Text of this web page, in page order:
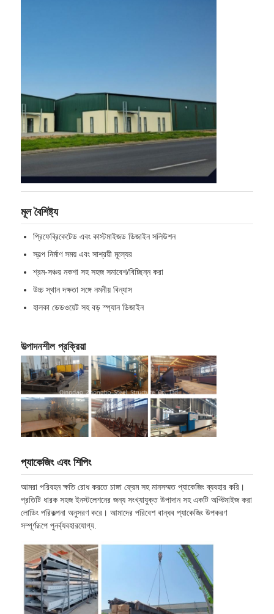
মূল বৈশিষ্ট্য
প্রিফেব্রিকেটেড এবং কাস্টমাইজড ডিজাইন সলিউশন
স্বল্প নির্মাণ সময় এবং সাশ্রয়ী মূল্যের
শ্রম-সঞ্চয় নকশা সহ সহজ সমাবেশ/বিচ্ছিন্ন করা
উচ্চ স্থান দক্ষতা সঙ্গে নমনীয় বিন্যাস
হালকা ডেডওয়েট সহ বড় স্প্যান ডিজাইন
উত্পাদনশীল প্রক্রিয়া
প্যাকেজিং এবং শিপিং
আমরা পরিবহন ক্ষতি রোধ করতে চাঙ্গা ফ্রেম সহ মানসম্মত প্যাকেজিং ব্যবহার করি।
প্রতিটি ধারক সহজ ইনস্টলেশনের জন্য সংখ্যাযুক্ত উপাদান সহ একটি অপ্টিমাইজ করা
লোডিং পরিকল্পনা অনুসরণ করে। আমাদের পরিবেশ বান্ধব প্যাকেজিং উপকরণ
সম্পূর্ণরূপে পুনর্ব্যবহারযোগ্য.